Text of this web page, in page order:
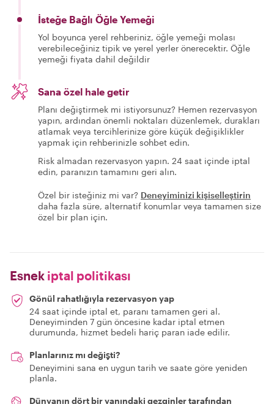
İsteğe Bağlı Öğle Yemeği
Yol boyunca yerel rehberiniz, öğle yemeği molası
verebileceğiniz tipik ve yerel yerler önerecektir. Öğle
yemeği fiyata dahil değildir
Sana özel hale getir
Planı değiştirmek mi istiyorsunuz? Hemen rezervasyon
yapın, ardından önemli noktaları düzenlemek, durakları
atlamak veya tercihlerinize göre küçük değişiklikler
yapmak için rehberinizle sohbet edin.
Risk almadan rezervasyon yapın. 24 saat içinde iptal
edin, paranızın tamamını geri alın.
Özel bir isteğiniz mi var? Deneyiminizi kişiselleştirin
daha fazla süre, alternatif konumlar veya tamamen size
özel bir plan için.
Esnek iptal politikası
Gönül rahatlığıyla rezervasyon yap
24 saat içinde iptal et, paranı tamamen geri al.
Deneyiminden 7 gün öncesine kadar iptal etmen
durumunda, hizmet bedeli hariç paran iade edilir.
Planlarınız mı değişti?
Deneyimini sana en uygun tarih ve saate göre yeniden
planla.
Dünyanın dört bir yanındaki gezginler tarafından